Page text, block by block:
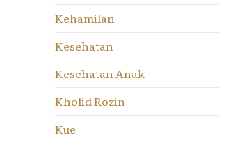
Kehamilan
Kesehatan
Kesehatan Anak
Kholid Rozin
Kue